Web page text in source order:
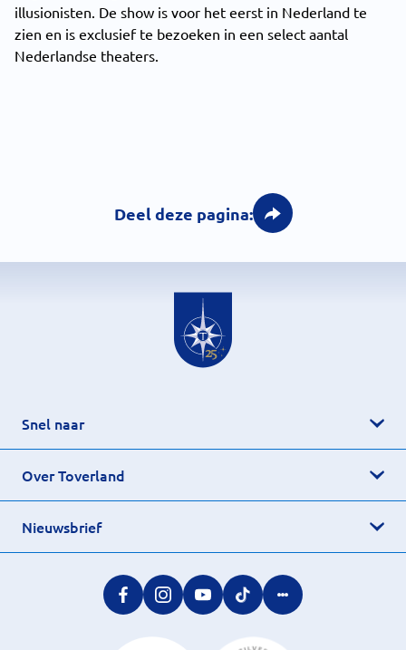
illusionisten. De show is voor het eerst in Nederland te
zien en is exclusief te bezoeken in een select aantal
Nederlandse theaters.
Deel deze pagina:
Snel naar
Over Toverland
Nieuwsbrief